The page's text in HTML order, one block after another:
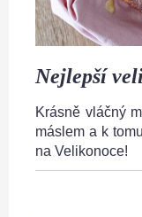
Nejlepší
Krásně vláčný
máslem a k
na Velikonoce!